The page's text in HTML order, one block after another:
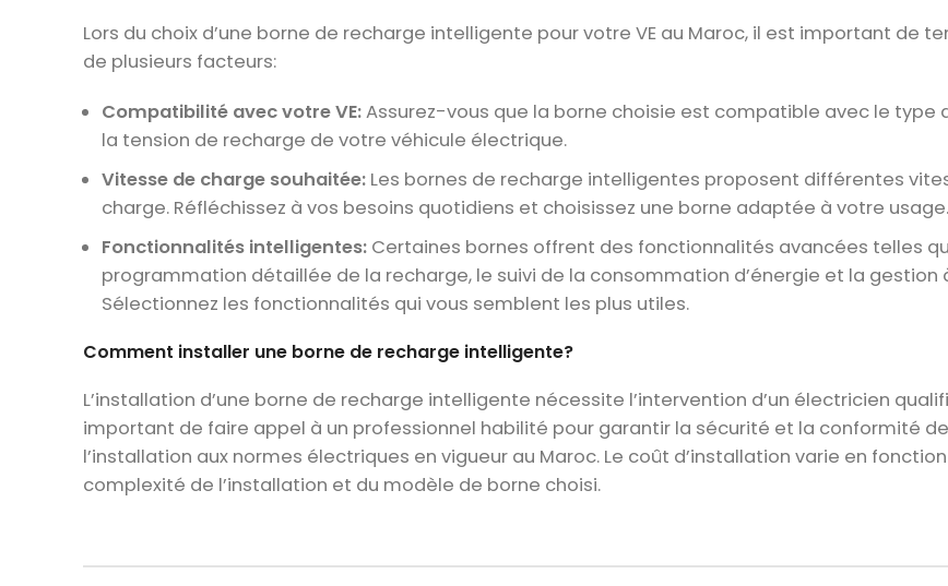
Lors du choix d’une borne de recharge intelligente pour votre VE au Maroc, il est important de
de plusieurs facteurs:
Compatibilité avec votre VE:Assurez-vous que la borne choisie est compatible avec le type
la tension de recharge de votre véhicule électrique.
Vitesse de charge souhaitée: Les bornes de recharge intelligentes proposent différentes
charge. Réfléchissez à vos besoins quotidiens et choisissez une borne adaptée à votre usage.
Fonctionnalités intelligentes: Certaines bornes offrent des fonctionnalités avancées telles
programmation détaillée de la recharge, le suivi de la consommation d’énergie et la gestion
Sélectionnez les fonctionnalités qui vous semblent les plus utiles.
Comment installer une borne de recharge intelligente?
L’installation d’une borne de recharge intelligente nécessite l’intervention d’un électricien
important de faire appel à un professionnel habilité pour garantir la sécurité et la conformité de
l’installation aux normes électriques en vigueur au Maroc. Le coût d’installation varie en
complexité de l’installation et du modèle de borne choisi.